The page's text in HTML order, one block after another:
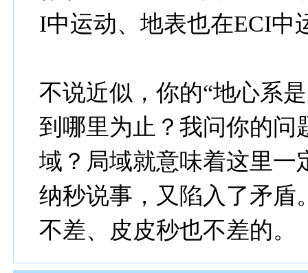
I中运动、地表也在ECI中
不说近似，你的“地心系
到哪里为止？我问你的问
域？局域就意味着这里一
纳秒说事，又陷入了矛盾
不差、皮皮秒也不差的。